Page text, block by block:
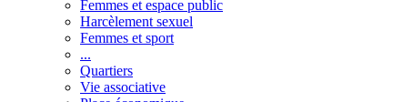
Femmes et espace public
Harcèlement sexuel
Femmes et sport
...
Quartiers
Vie associative